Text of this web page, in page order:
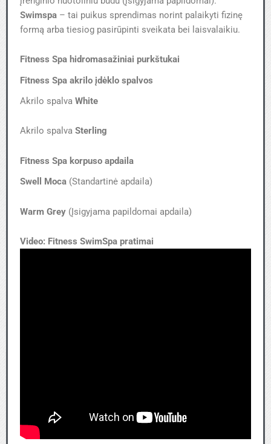
Swimspa – tai puikus sprendimas norint palaikyti fizinę
formą arba tiesiog pasirūpinti sveikata bei laisvalaikiu.
Fitness Spa hidromasažiniai purkštukai
Fitness Spa akrilo įdėklo spalvos
Akrilo spalva White
Akrilo spalva Sterling
Fitness Spa korpuso apdaila
Swell Moca (Standartinė apdaila)
Warm Grey (Įsigyjama papildomai apdaila)
Video: Fitness SwimSpa pratimai